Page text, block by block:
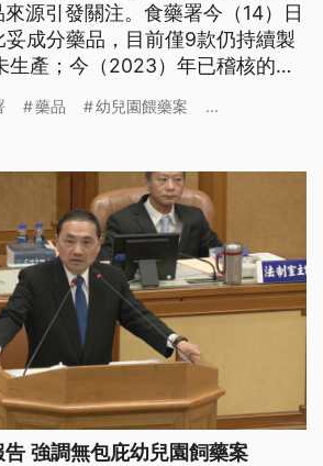
源引發關注。食藥署今（14）日
成分藥品，目前僅9款仍持續製
生產；今（2023）年已稽核的管
藥品 幼兒園餵藥案 ...
強調無包庇幼兒園飼藥案